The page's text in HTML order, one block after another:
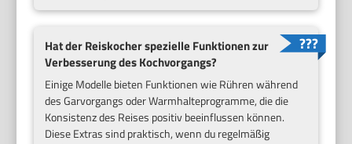
Hat der Reiskocher spezielle Funktionen zur
Verbesserung des Kochvorgangs?
Einige Modelle bieten Funktionen wie Rühren während
des Garvorgangs oder Warmhalteprogramme, die die
Konsistenz des Reises positiv beeinflussen können.
Diese Extras sind praktisch, wenn du regelmäßig